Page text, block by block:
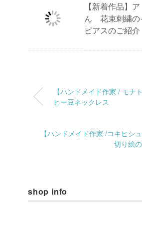
【新着作品】
ん 花束刺繍の
ピアスのご紹介
【ハンドメイド作家 / モナ
ヒー豆ネックレス
【ハンドメイド作家 /コキヒシュ
切り絵
shop info